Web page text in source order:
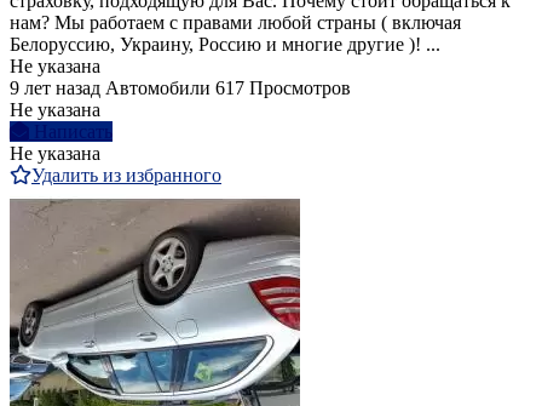
нам? Мы работаем с правами любой страны ( включая
Белоруссию, Украину, Россию и многие другие )! ...
Не указана
9 лет назад Автомобили 617 Просмотров
Не указана
Написать
Не указана
Удалить из избранного